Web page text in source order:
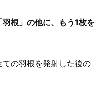
羽根」の他に、もう1枚を
ての羽根を発射した後の